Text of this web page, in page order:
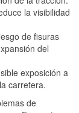
la visibilidad
de fisuras
del
exposición a
carretera.
de